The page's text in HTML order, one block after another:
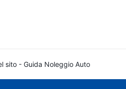
sito - Guida Noleggio Auto